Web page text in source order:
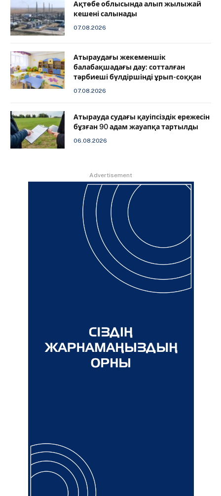
Ақтөбе облысында алып жылыжай
кешені салынады
07.08.2026
Атыраудағы жекеменшік
балабақшадағы дау: сотталған
тәрбиеші бүлдіршінді ұрып-соққан
07.08.2026
Атырауда судағы қауіпсіздік ережесін
бұзған 90 адам жауапқа тартылды
06.08.2026
Advertisement